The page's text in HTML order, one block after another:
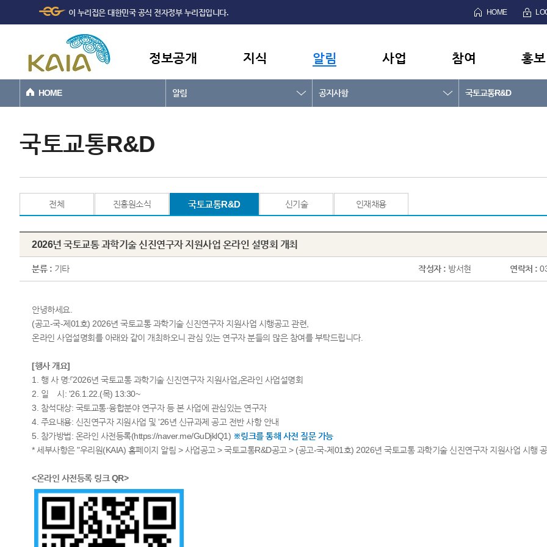
본문바로가기
이 누리집은 대한민국 공식 전자정부 누리집입니다. HOME
정보공개 지식 알림 사업 참여 홍보
HOME 알림 공지사항 국토교통R&D
국토교통R&D
전체 진흥원소식 국토교통R&D 신기술 인재채용
2026년 국토교통 과학기술 신진연구자 지원사업 온라인 설명회 개최
분류 : 기타 작성자 : 방서현 연락처 :
​안녕하세요.
(공고-국-제01호) 2026년 국토교통 과학기술 신진연구자 지원사업 시행공고 관련,
온라인 사업설명회를 아래와 같이 개최하오니 관심 있는 연구자 분들의 많은 참여를 부탁드립니다.
[행사 개요]
1. 행 사 명:「2026년 국토교통 과학기술 신진연구자 지원사업​」온라인 사업설명회
2. 일 시: '26.1.22.(목) 13:30~
3. 참석대상: 국토교통·​융합분야 연구자 등 본 사업에 관심있는 연구자
4. 주요내용: 신진연구자 지원사업 및 '26년 신규과제 공고 전반 사항 안내
5. 참가방법: 온라인 사전등록(https://naver.me/GuDjklQ1) ※링크를 통해 사전 질문 가능
* 세부사항은 "우리원(KAIA) 홈페이지 알림 > 사업공고 > 국토교통R&D공고 > (공고-국-제01호) 2026년 국토교통 과학기술 신진연구자 지원사업 시행
<온라인 사전등록 링크 QR>